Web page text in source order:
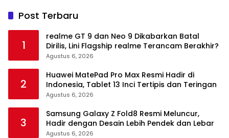
Post Terbaru
1
realme GT 9 dan Neo 9 Dikabarkan Batal
Dirilis, Lini Flagship realme Terancam Berakhir?
Agustus 6, 2026
2
Huawei MatePad Pro Max Resmi Hadir di
Indonesia, Tablet 13 Inci Tertipis dan Teringan
Agustus 6, 2026
3
Samsung Galaxy Z Fold8 Resmi Meluncur,
Hadir dengan Desain Lebih Pendek dan Lebar
Agustus 6, 2026